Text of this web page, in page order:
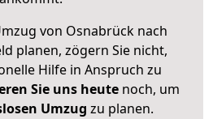
von Osnabrück nach
planen, zögern Sie nicht,
Hilfe in Anspruch zu
Sie uns heutenoch, um
Umzug zu planen.